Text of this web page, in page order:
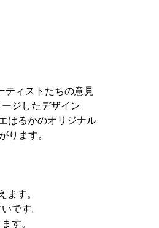
ティストたちの意見
ジしたデザイン
はるかのオリジナル
ります。
ます。
です。
す。